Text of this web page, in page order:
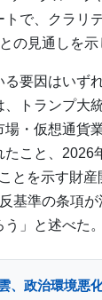
で、クラリ
の見通しを示
要因はいず
トランプ大
・仮想通貨
こと、2026
とを示す財
基準の条項
」と述べた。
、政治環境悪